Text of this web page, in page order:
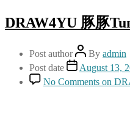
DRAW4YU 豚豚
Post author By admin
Post date
August 13,
No Comments on